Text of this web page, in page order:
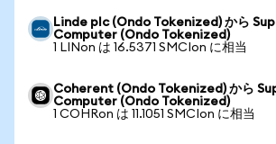
Linde plc (Ondo Tokenized) から
Computer (Ondo Tokenized)
1 LINon は 16.5371 SMCIon に相当
Coherent (Ondo Tokenized) から
Computer (Ondo Tokenized)
1 COHRon は 11.1051 SMCIon に相当